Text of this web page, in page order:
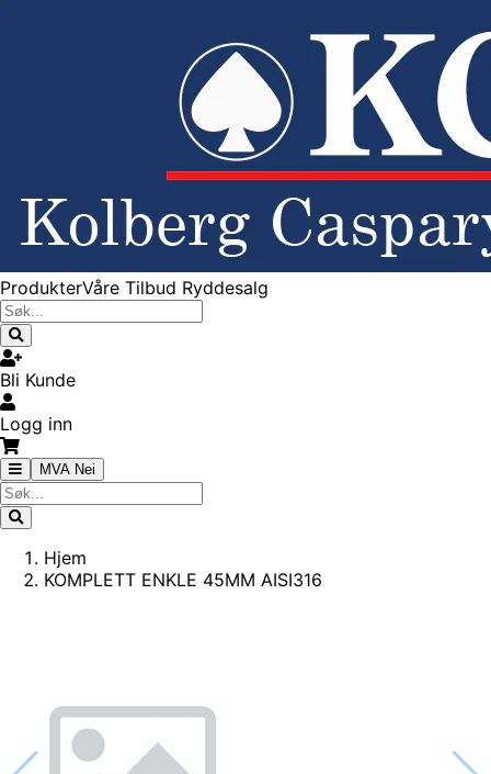
ProdukterVåre Tilbud Ryddesalg
Bli Kunde
Logg inn
MVA Nei
Hjem
KOMPLETT ENKLE 45MM AISI316